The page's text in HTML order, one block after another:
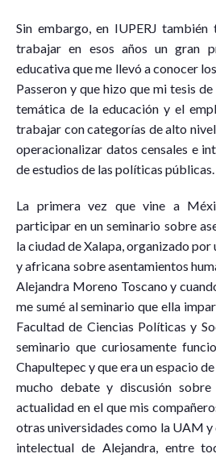
Sin embargo, en IUPERJ
trabajar en esos años un gran
educativa que me llevó a conocer
Passeron y que hizo que mi tesis
temática de la educación y el
trabajar con categorías de alto
operacionalizar datos censales e
de estudios de las políticas públicas.
La primera vez que vine a
participar en un seminario sobre
la ciudad de Xalapa, organizado
y africana sobre asentamientos
Alejandra Moreno Toscano y
me sumé al seminario que ella
Facultad de Ciencias Políticas y
seminario que curiosamente
Chapultepec y que era un espacio
mucho debate y discusión
actualidad en el que mis
otras universidades como la UAM
intelectual de Alejandra, entre